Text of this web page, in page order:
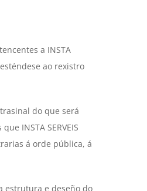
a INSTA
ao rexistro
do que será
INSTA SERVEIS
á orde pública, á
estrutura e deseño do